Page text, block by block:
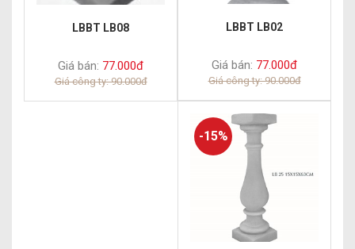
LBBT LB08
Giá bán: 77.000đ
Giá công ty: 90.000đ
LBBT LB02
Giá bán: 77.000đ
Giá công ty: 90.000đ
-15%